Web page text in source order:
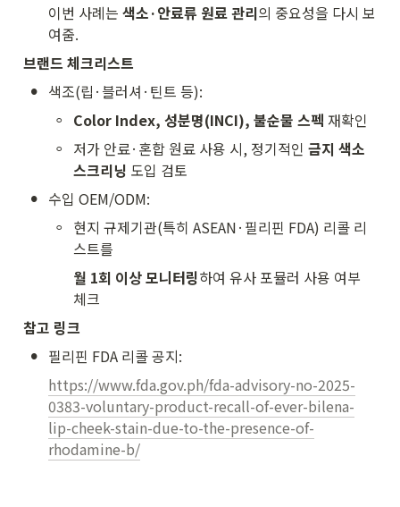
이번 사례는 색소·안료류 원료 관리의 중요성을 다시 보
여줌.
브랜드 체크리스트
• 색조(립·블러셔·틴트 등):
◦ Color Index, 성분명(INCI), 불순물 스펙 재확인
◦ 저가 안료·혼합 원료 사용 시, 정기적인 금지 색소
스크리닝 도입 검토
• 수입 OEM/ODM:
◦ 현지 규제기관(특히 ASEAN·필리핀 FDA) 리콜 리
스트를
월 1회 이상 모니터링하여 유사 포뮬러 사용 여부
체크
참고 링크
• 필리핀 FDA 리콜 공지:
https://www.fda.gov.ph/fda-advisory-no-2025-
0383-voluntary-product-recall-of-ever-bilena-
lip-cheek-stain-due-to-the-presence-of-
rhodamine-b/